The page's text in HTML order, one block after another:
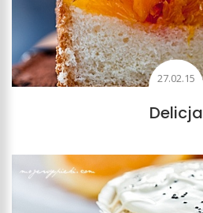
27.02.15
Delicja